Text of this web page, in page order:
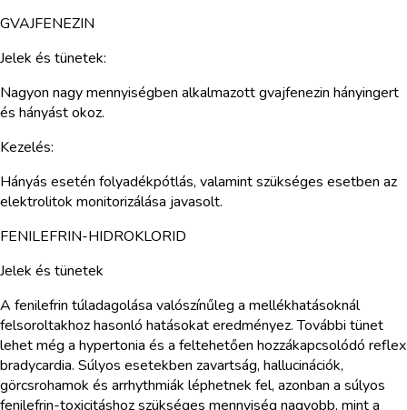
GVAJFENEZIN
Jelek és tünetek:
Nagyon nagy mennyiségben alkalmazott gvajfenezin hányingert
és hányást okoz.
Kezelés:
Hányás esetén folyadékpótlás, valamint szükséges esetben az
elektrolitok monitorizálása javasolt.
FENILEFRIN-HIDROKLORID
Jelek és tünetek
A fenilefrin túladagolása valószínűleg a mellékhatásoknál
felsoroltakhoz hasonló hatásokat eredményez. További tünet
lehet még a hypertonia és a feltehetően hozzákapcsolódó reflex
bradycardia. Súlyos esetekben zavartság, hallucinációk,
görcsrohamok és arrhythmiák léphetnek fel, azonban a súlyos
fenilefrin-toxicitáshoz szükséges mennyiség nagyobb, mint a